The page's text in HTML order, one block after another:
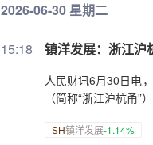
2026-06-30 星期二
15:18 镇洋发展：浙江沪
人民财讯6月30日电
（简称“浙江沪杭甬
SH镇洋发展-1.14%